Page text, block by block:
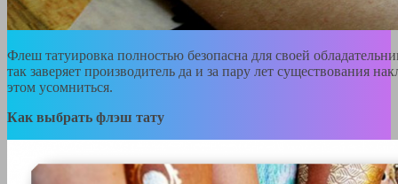
Флеш татуировка полностью безопасна для своей
так заверяет производитель да и за пару лет существования
этом усомниться.
Как выбрать флэш тату